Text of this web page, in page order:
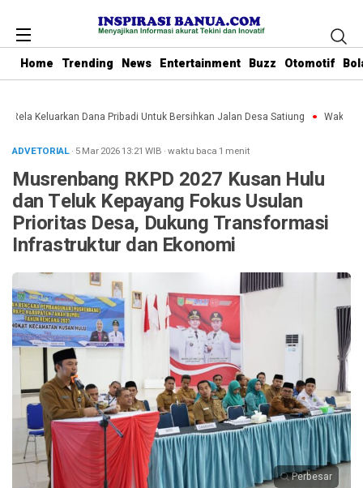
Home Trending News Entertainment Buzz Otomotif
Keluarkan Dana Pribadi Untuk Bersihkan Jalan Desa Satiung Waket
ADVETORIAL· 5 Mar 202613:21 WIB ·waktu baca 1 menit
Musrenbang RKPD 2027 Kusan Hulu
dan Teluk Kepayang Fokus Usulan
Prioritas Desa, Dukung Transformasi
Infrastruktur dan Ekonomi
Perbesar